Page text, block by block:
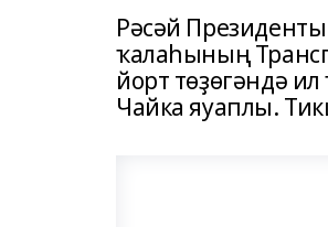
Рәсәй
ҡалаһының
йорт төҙөгәндә
Чайка яуаплы.